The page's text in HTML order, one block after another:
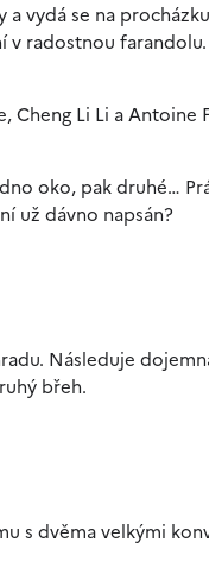
vydá se na
v radostnou farandolu.
Cheng Li Li a Antoine
oko, pak druhé…
už dávno napsán?
Následuje
břeh.
s dvěma velkými